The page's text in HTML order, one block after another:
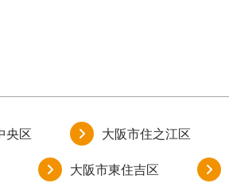
央区 大阪市住之江区
大阪市東住吉区